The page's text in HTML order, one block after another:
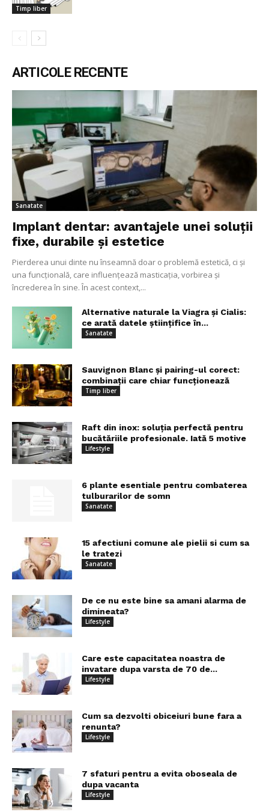
Timp liber
ARTICOLE RECENTE
Sanatate
Implant dentar: avantajele unei soluții
fixe, durabile și estetice
Pierderea unui dinte nu înseamnă doar o problemă estetică, ci și
una funcțională, care influențează masticația, vorbirea și
încrederea în sine. În acest context,...
Alternative naturale la Viagra și Cialis:
ce arată datele științifice în...
Sanatate
Sauvignon Blanc și pairing-ul corect:
combinații care chiar funcționează
Timp liber
Raft din inox: soluția perfectă pentru
bucătăriile profesionale. Iată 5 motive
Lifestyle
6 plante esentiale pentru combaterea
tulburarilor de somn
Sanatate
15 afectiuni comune ale pielii si cum sa
le tratezi
Sanatate
De ce nu este bine sa amani alarma de
dimineata?
Lifestyle
Care este capacitatea noastra de
invatare dupa varsta de 70 de...
Lifestyle
Cum sa dezvolti obiceiuri bune fara a
renunta?
Lifestyle
7 sfaturi pentru a evita oboseala de
dupa vacanta
Lifestyle